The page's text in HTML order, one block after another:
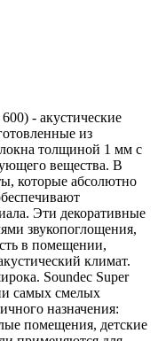
- акустические
из
толщиной 1 мм с
вещества. В
которые абсолютно
Эти декоративные
звукопоглощения,
в помещении,
климат.
Soundec Super
самых смелых
назначения:
помещения, детские